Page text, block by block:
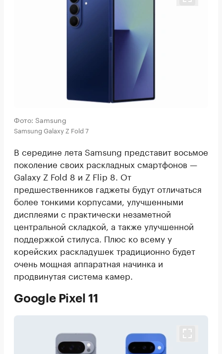
Фото: Samsung
Samsung Galaxy Z Fold 7
В середине лета Samsung представит восьмое
поколение своих раскладных смартфонов —
Galaxy Z Fold 8 и Z Flip 8. От
предшественников гаджеты будут отличаться
более тонкими корпусами, улучшенными
дисплеями с практически незаметной
центральной складкой, а также улучшенной
поддержкой стилуса. Плюс ко всему у
корейских раскладушек традиционно будет
очень мощная аппаратная начинка и
продвинутая система камер.
Google Pixel 11